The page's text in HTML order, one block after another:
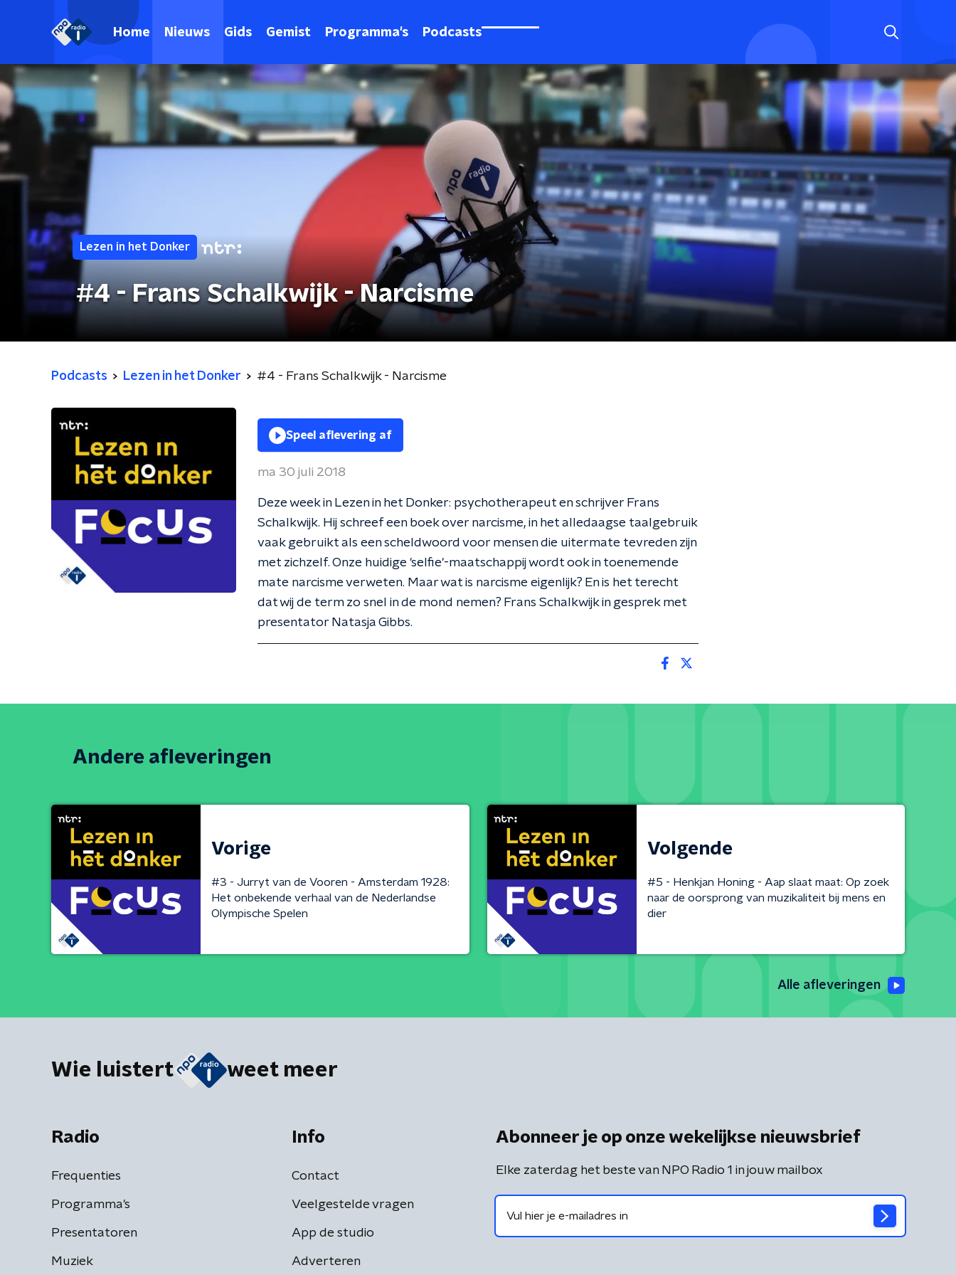
Home Nieuws Gids Gemist Programma's Podcasts
Lezen in het Donker
#4 - Frans Schalkwijk - Narcisme
Podcasts Lezen in het Donker #4 - Frans Schalkwijk - Narcisme
Speel aflevering af
ma 30 juli 2018
Deze week in Lezen in het Donker: psychotherapeut en schrijver Frans
Schalkwijk. Hij schreef een boek over narcisme, in het alledaagse taalgebruik
vaak gebruikt als een scheldwoord voor mensen die uitermate tevreden zijn
met zichzelf. Onze huidige 'selfie'-maatschappij wordt ook in toenemende
mate narcisme verweten. Maar wat is narcisme eigenlijk? En is het terecht
dat wij de term zo snel in de mond nemen? Frans Schalkwijk in gesprek met
presentator Natasja Gibbs.
Andere afleveringen
Vorige
#3 - Jurryt van de Vooren - Amsterdam 1928:
Het onbekende verhaal van de Nederlandse
Olympische Spelen
Volgende
#5 - Henkjan Honing - Aap slaat maat: Op zoek
naar de oorsprong van muzikaliteit bij mens en
dier
Alle afleveringen
Wie luistert weet meer
Radio
Frequenties
Programma's
Presentatoren
Muziek
Info
Contact
Veelgestelde vragen
App de studio
Adverteren
Abonneer je op onze wekelijkse nieuwsbrief
Elke zaterdag het beste van NPO Radio 1 in jouw mailbox